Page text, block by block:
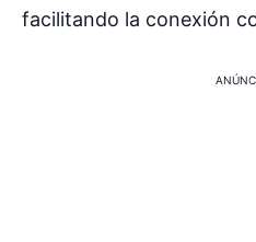
facilitando la conexión